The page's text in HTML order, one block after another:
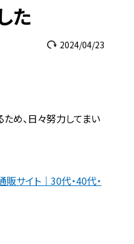
た
2024/04/23
め、日々努力してまい
サイト｜30代・40代・